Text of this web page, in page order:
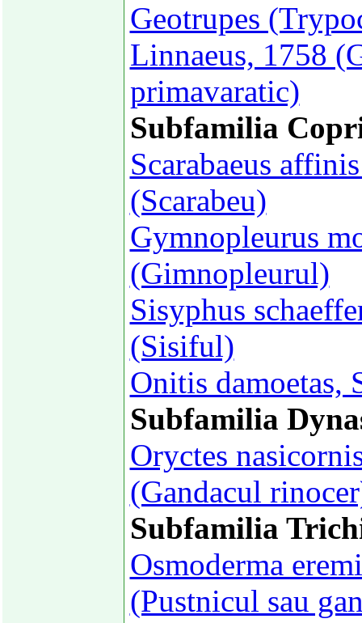
Geotrupes
Linnaeus, 1758
primavaratic)
Subfamilia
Scarabaeus
(Scarabeu)
Gymnopleurus
(Gimnopleurul)
Sisyphus
(Sisiful)
Onitis damoetas,
Subfamilia
Oryctes
(Gandacul
Subfamilia
Osmoderma
(Pustnicul sau